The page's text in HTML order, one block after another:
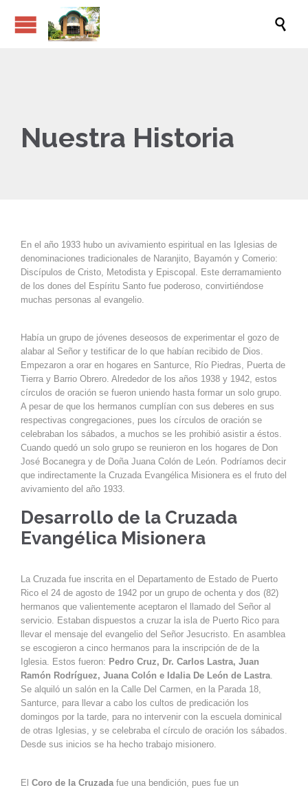

Nuestra Historia
En el año 1933 hubo un avivamiento espiritual en las Iglesias de
denominaciones tradicionales de Naranjito, Bayamón y Comerio:
Discípulos de Cristo, Metodista y Episcopal. Este derramamiento
de los dones del Espíritu Santo fue poderoso, convirtiéndose
muchas personas al evangelio.
Había un grupo de jóvenes deseosos de experimentar el gozo de
alabar al Señor y testificar de lo que habían recibido de Dios.
Empezaron a orar en hogares en Santurce, Río Piedras, Puerta de
Tierra y Barrio Obrero. Alrededor de los años 1938 y 1942, estos
círculos de oración se fueron uniendo hasta formar un solo grupo.
A pesar de que los hermanos cumplían con sus deberes en sus
respectivas congregaciones, pues los círculos de oración se
celebraban los sábados, a muchos se les prohibió asistir a éstos.
Cuando quedó un solo grupo se reunieron en los hogares de Don
José Bocanegra y de Doña Juana Colón de León. Podríamos decir
que indirectamente la Cruzada Evangélica Misionera es el fruto del
avivamiento del año 1933.
Desarrollo de la Cruzada
Evangélica Misionera
La Cruzada fue inscrita en el Departamento de Estado de Puerto
Rico el 24 de agosto de 1942 por un grupo de ochenta y dos (82)
hermanos que valientemente aceptaron el llamado del Señor al
servicio. Estaban dispuestos a cruzar la isla de Puerto Rico para
llevar el mensaje del evangelio del Señor Jesucristo. En asamblea
se escogieron a cinco hermanos para la inscripción de de la
Iglesia. Estos fueron: Pedro Cruz, Dr. Carlos Lastra, Juan
Ramón Rodríguez, Juana Colón e Idalia De León de Lastra.
Se alquiló un salón en la Calle Del Carmen, en la Parada 18,
Santurce, para llevar a cabo los cultos de predicación los
domingos por la tarde, para no intervenir con la escuela dominical
de otras Iglesias, y se celebraba el círculo de oración los sábados.
Desde sus inicios se ha hecho trabajo misionero.
El Coro de la Cruzada fue una bendición, pues fue un